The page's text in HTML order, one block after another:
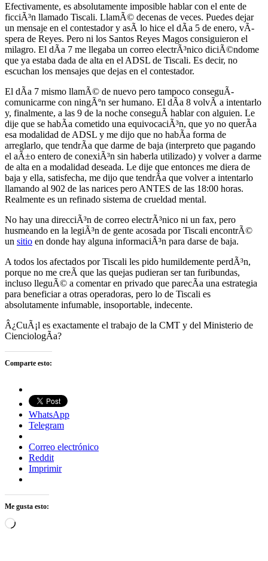
Efectivamente, es absolutamente imposible hablar con el ente de
ficciÃ³n llamado Tiscali. LlamÃ© decenas de veces. Puedes dejar
un mensaje en el contestador y asÃ­ lo hice el dÃ­a 5 de enero, vÃ­
spera de Reyes. Pero ni los Santos Reyes Magos consiguieron el
milagro. El dÃ­a 7 me llegaba un correo electrÃ³nico diciÃ©ndome
que ya estaba dada de alta en el ADSL de Tiscali. Es decir, no
escuchan los mensajes que dejas en el contestador.
El dÃ­a 7 mismo llamÃ© de nuevo pero tampoco conseguÃ­
comunicarme con ningÃºn ser humano. El dÃ­a 8 volvÃ­ a intentarlo
y, finalmente, a las 9 de la noche conseguÃ­ hablar con alguien. Le
dije que se habÃ­a cometido una equivocaciÃ³n, que yo no querÃ­a
esa modalidad de ADSL y me dijo que no habÃ­a forma de
arreglarlo, que tendrÃ­a que darme de baja (interpreto que pagando
el aÃ±o entero de conexiÃ³n sin haberla utilizado) y volver a darme
de alta en a modalidad deseada. Le dije que entonces me diera de
baja y ella, satisfecha, me dijo que tendrÃ­a que volver a intentarlo
llamando al 902 de las narices pero ANTES de las 18:00 horas.
Realmente es un refinado sistema de crueldad mental.
No hay una direcciÃ³n de correo electrÃ³nico ni un fax, pero
husmeando en la legiÃ³n de gente acosada por Tiscali encontrÃ©
un sitio en donde hay alguna informaciÃ³n para darse de baja.
A todos los afectados por Tiscali les pido humildemente perdÃ³n,
porque no me creÃ­ que las quejas pudieran ser tan furibundas,
incluso lleguÃ© a comentar en privado que parecÃ­a una estrategia
para beneficiar a otras operadoras, pero lo de Tiscali es
absolutamente infumable, insoportable, indecente.
Â¿CuÃ¡l es exactamente el trabajo de la CMT y del Ministerio de
CienciologÃ­a?
Comparte esto:
WhatsApp
Telegram
Correo electrónico
Reddit
Imprimir
Me gusta esto:
Cargando...